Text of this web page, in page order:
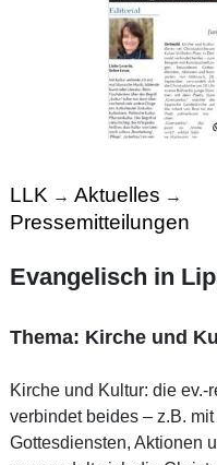
LLK → Aktuelles →
Pressemitteilungen
Evangelisch in
Thema: Kirche und
Kirche und Kultur: die ev.-
verbindet beides – z.B.
Gottesdiensten, Aktionen